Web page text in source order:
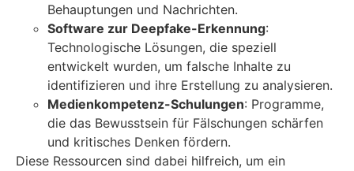
Behauptungen und Nachrichten.
Software zur Deepfake-Erkennung:
Technologische Lösungen, die speziell
entwickelt wurden, um falsche Inhalte zu
identifizieren und ihre Erstellung zu analysieren.
Medienkompetenz-Schulungen: Programme,
die das Bewusstsein für Fälschungen schärfen
und kritisches Denken fördern.
Diese Ressourcen sind dabei hilfreich, um ein